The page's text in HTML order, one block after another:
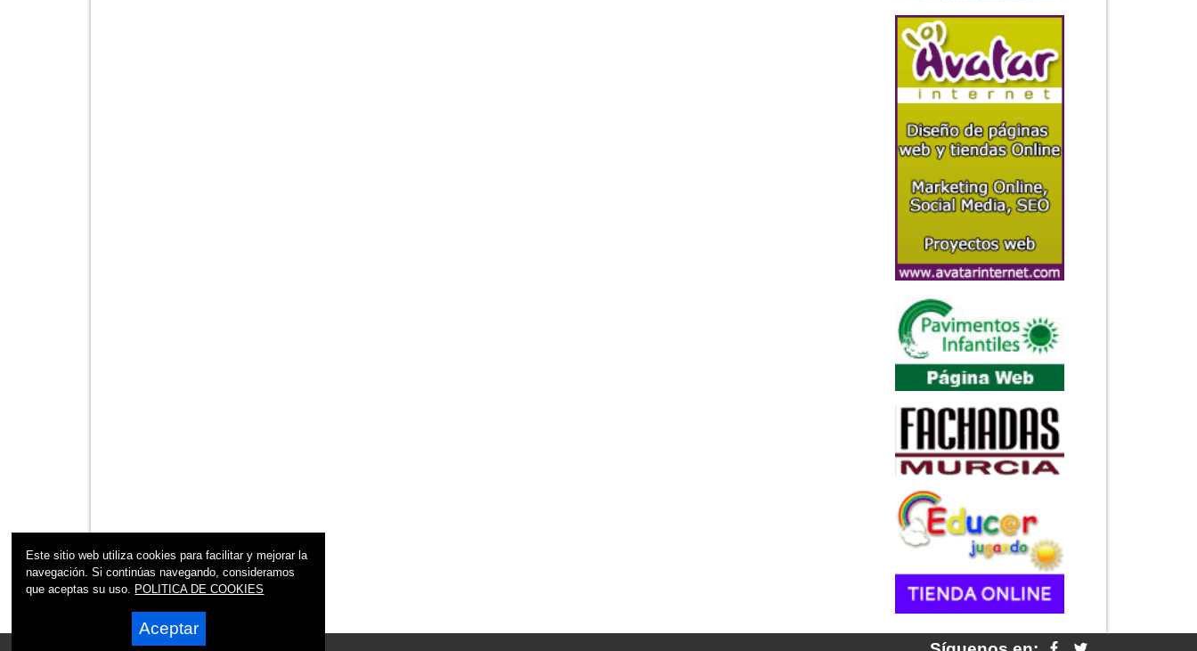
Este sitio web utiliza cookies para facilitar y mejorar la
navegación. Si continúas navegando, consideramos
que aceptas su uso. POLITICA DE COOKIES
Aceptar